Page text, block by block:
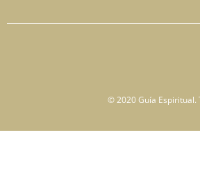
© 2020 Guía Espiritual.